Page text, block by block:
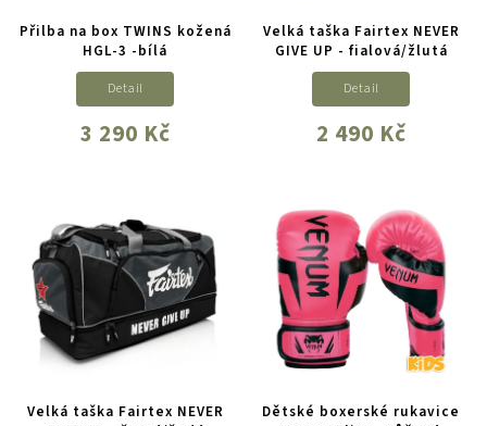
Přilba na box TWINS kožená
HGL-3 -bílá
3 290 Kč
Detail
Velká taška Fairtex NEVER
GIVE UP - fialová/žlutá
2 490 Kč
Detail
Velká taška Fairtex NEVER
Dětské boxerské rukavice